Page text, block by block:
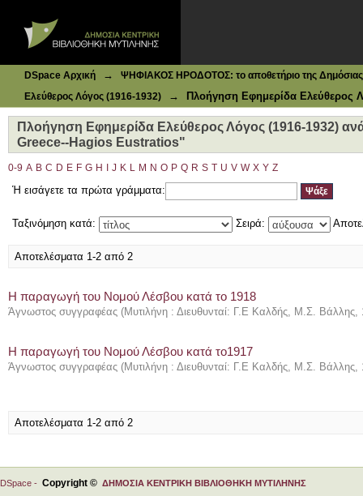
DSpace Αρχική →
ΨΗΦΙΑΚΟΣ ΗΡΟΔΟΤΟΣ: το αποθετήριο της Δημόσιας
Ελεύθερος Λόγος (1916-1932)
→ Πλοήγηση Εφημερίδα Ελεύθερος
Πλοήγηση Εφημερίδα Ελεύθερος Λόγος (1916-1932)
Greece--Hagios Eustratios"
0-9 A B C D E F G H J K L M N O P Q R S T U V W X Y Z
Ή εισάγετε τα πρώτα γράμματα:
Ταξινόμηση κατά: Σειρά:
Αποτελέσματα 1-2 από 2
Η παραγωγή του Νομού Λέσβου κατά το 1918
Άγνωστος συγγραφέας (Μυτιλήνη : Διευθυνταί: Γ.Ε Καλδής, Μ.Σ. Βάλλης,
Η παραγωγή του Νομού Λέσβου κατά το1917
Άγνωστος συγγραφέας (Μυτιλήνη : Διευθυνταί: Γ.Ε Καλδής, Μ.Σ. Βάλλης,
Αποτελέσματα 1-2 από 2
DSpace - Copyright © ΔΗΜΟΣΙΑ ΚΕΝΤΡΙΚΗ ΒΙΒΛΙΟΘΗΚΗ ΜΥΤΙΛΗΝΗΣ